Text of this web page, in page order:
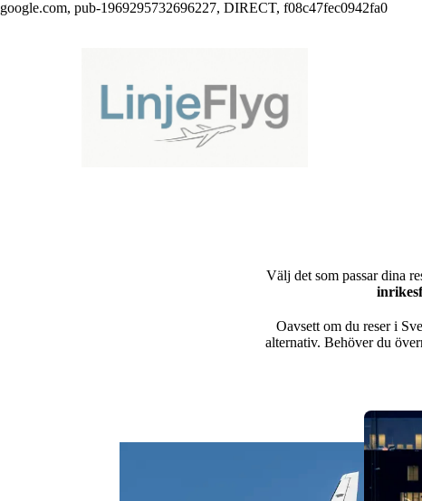
google.com, pub-1969295732696227, DIRECT, f08c47fec0942fa0
Välj det som passar dina
Oavsett om du reser i
alternativ. Behöver du